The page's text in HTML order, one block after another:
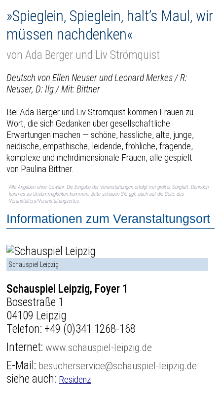
»Spieglein, Spieglein, halt’s Maul, wir
müssen nachdenken«
von Ada Berger und Liv Strömquist
Deutsch von Ellen Neuser und Leonard Merkes / R:
Neuser, D: Ilg / Mit: Bittner
Bei Ada Berger und Liv Strömquist kommen Frauen zu
Wort, die sich Gedanken über gesellschaftliche
Erwartungen machen — schöne, hässliche, alte, junge,
neidische, empathische, leidende, fröhliche, fragende,
komplexe und mehrdimensionale Frauen, alle gespielt
von Paulina Bittner.
Alle Angaben ohne Gewähr. Die Eingabe der Veranstaltungen erfolgt mit großer Sorgfalt. Dennoch
kann es zu Unstimmigkeiten kommen. Bitte schauen Sie ggf. auch auf die Seite des
Veranstalters/Veranstaltungsortes.
Informationen zum Veranstaltungsort
Schauspiel Leipzig
Schauspiel Leipzig, Foyer 1
Bosestraße 1
04109 Leipzig
Telefon: +49 (0)341 1268-168
Internet:www.schauspiel-leipzig.de
E-Mail: besucherservice@schauspiel-leipzig.de
siehe auch: Residenz